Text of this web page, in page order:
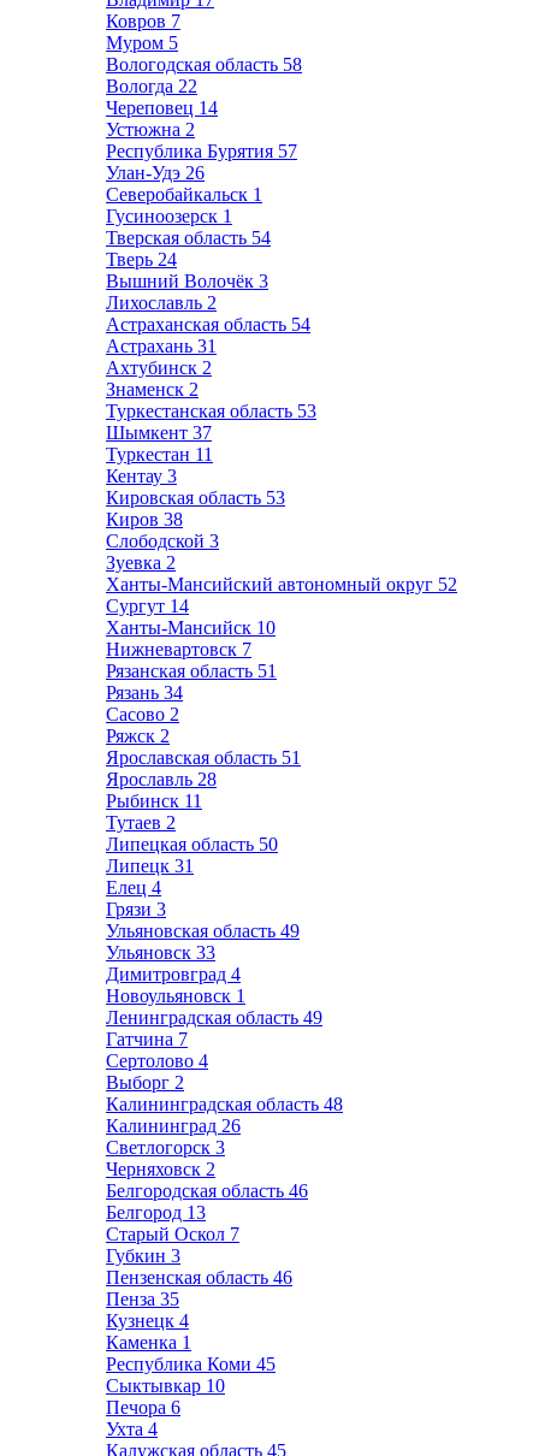
Ковров 7
Муром 5
Вологодская область 58
Вологда 22
Череповец 14
Устюжна 2
Республика Бурятия 57
Улан-Удэ 26
Северобайкальск 1
Гусиноозерск 1
Тверская область 54
Тверь 24
Вышний Волочёк 3
Лихославль 2
Астраханская область 54
Астрахань 31
Ахтубинск 2
Знаменск 2
Туркестанская область 53
Шымкент 37
Туркестан 11
Кентау 3
Кировская область 53
Киров 38
Слободской 3
Зуевка 2
Ханты-Мансийский автономный округ 52
Сургут 14
Ханты-Мансийск 10
Нижневартовск 7
Рязанская область 51
Рязань 34
Сасово 2
Ряжск 2
Ярославская область 51
Ярославль 28
Рыбинск 11
Тутаев 2
Липецкая область 50
Липецк 31
Елец 4
Грязи 3
Ульяновская область 49
Ульяновск 33
Димитровград 4
Новоульяновск 1
Ленинградская область 49
Гатчина 7
Сертолово 4
Выборг 2
Калининградская область 48
Калининград 26
Светлогорск 3
Черняховск 2
Белгородская область 46
Белгород 13
Старый Оскол 7
Губкин 3
Пензенская область 46
Пенза 35
Кузнецк 4
Каменка 1
Республика Коми 45
Сыктывкар 10
Печора 6
Ухта 4
Калужская область 45